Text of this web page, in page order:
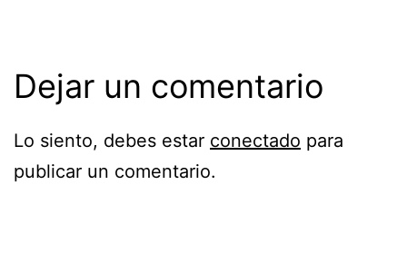
Dejar un comentario
Lo siento, debes estar conectado para
publicar un comentario.